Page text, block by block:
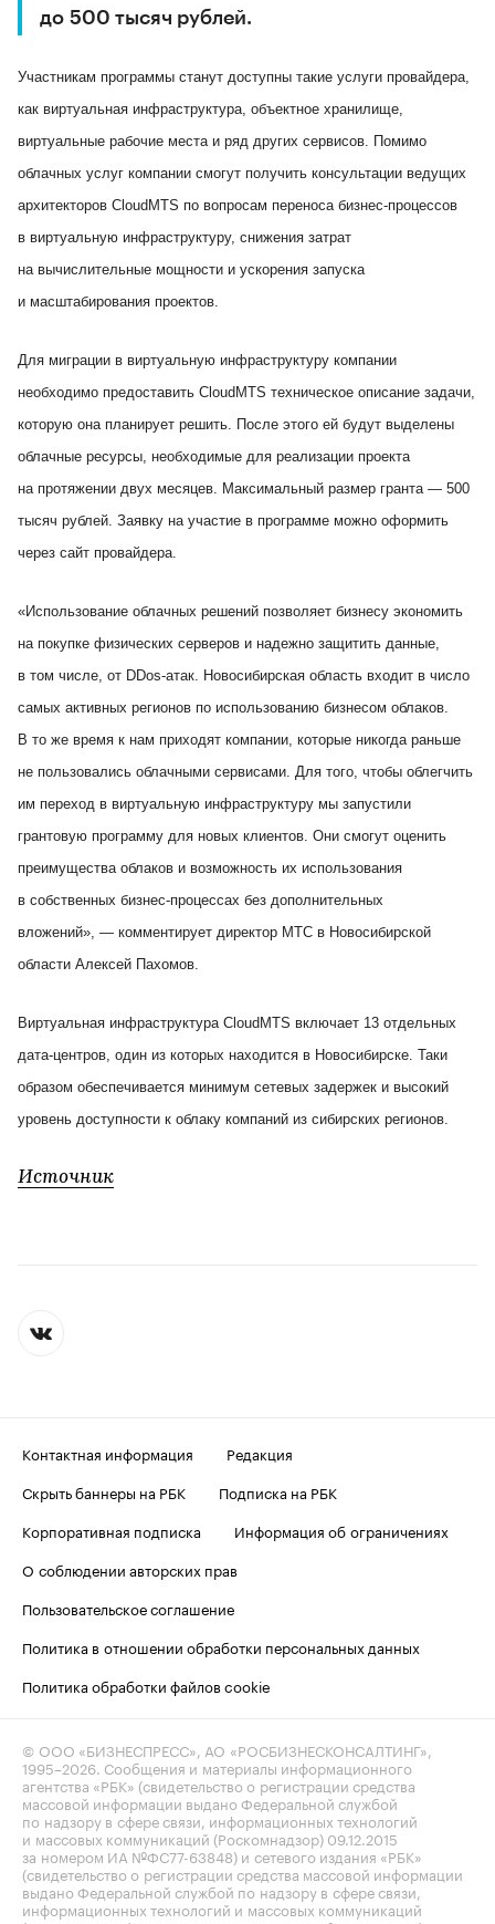
до 500 тысяч рублей.
Участникам программы станут доступны такие услуги провайдера,
как виртуальная инфраструктура, объектное хранилище,
виртуальные рабочие места и ряд других сервисов. Помимо
облачных услуг компании смогут получить консультации ведущих
архитекторов CloudMTS по вопросам переноса бизнес-процессов
в виртуальную инфраструктуру, снижения затрат
на вычислительные мощности и ускорения запуска
и масштабирования проектов.
Для миграции в виртуальную инфраструктуру компании
необходимо предоставить CloudMTS техническое описание задачи,
которую она планирует решить. После этого ей будут выделены
облачные ресурсы, необходимые для реализации проекта
на протяжении двух месяцев. Максимальный размер гранта — 500
тысяч рублей. Заявку на участие в программе можно оформить
через сайт провайдера.
«Использование облачных решений позволяет бизнесу экономить
на покупке физических серверов и надежно защитить данные,
в том числе, от DDos-атак. Новосибирская область входит в число
самых активных регионов по использованию бизнесом облаков.
В то же время к нам приходят компании, которые никогда раньше
не пользовались облачными сервисами. Для того, чтобы облегчить
им переход в виртуальную инфраструктуру мы запустили
грантовую программу для новых клиентов. Они смогут оценить
преимущества облаков и возможность их использования
в собственных бизнес-процессах без дополнительных
вложений», — комментирует директор МТС в Новосибирской
области Алексей Пахомов.
Виртуальная инфраструктура CloudMTS включает 13 отдельных
дата-центров, один из которых находится в Новосибирске. Таки
образом обеспечивается минимум сетевых задержек и высокий
уровень доступности к облаку компаний из сибирских регионов.
Источник
Контактная информация
Редакция
Скрыть баннеры на РБК
Подписка на РБК
Корпоративная подписка
Информация об ограничениях
О соблюдении авторских прав
Пользовательское соглашение
Политика в отношении обработки персональных данных
Политика обработки файлов cookie
© ООО «БИЗНЕСПРЕСС», АО «РОСБИЗНЕСКОНСАЛТИНГ»,
1995–2026 . Сообщения и материалы информационного
агентства «РБК» (свидетельство о регистрации средства
массовой информации выдано Федеральной службой
по надзору в сфере связи, информационных технологий
и массовых коммуникаций (Роскомнадзор) 09.12.2015
за номером ИА №ФС77-63848) и сетевого издания «РБК»
(свидетельство о регистрации средства массовой информации
выдано Федеральной службой по надзору в сфере связи,
информационных технологий и массовых коммуникаций